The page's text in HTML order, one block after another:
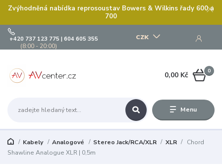
Zvýhodněná nabídka reprosoustav Bowers & Wilkins řady 600 a
700
Menu
CZK
+420 737 123 775 | 604 605 355
(8:00 - 20:00)
0
0,00 Kč
Kabely Analogové Stereo Jack/RCA/XLR XLR
Chord
Shawline Analogue XLR | 0,5m